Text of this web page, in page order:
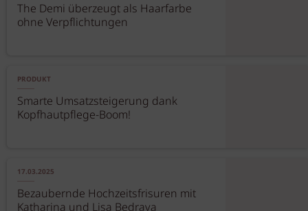
The Demi überzeugt als Haarfarbe
ohne Verpflichtungen
PRODUKT
Smarte Umsatzsteigerung dank
Kopfhautpflege-Boom!
17.03.2025
Bezaubernde Hochzeitsfrisuren mit